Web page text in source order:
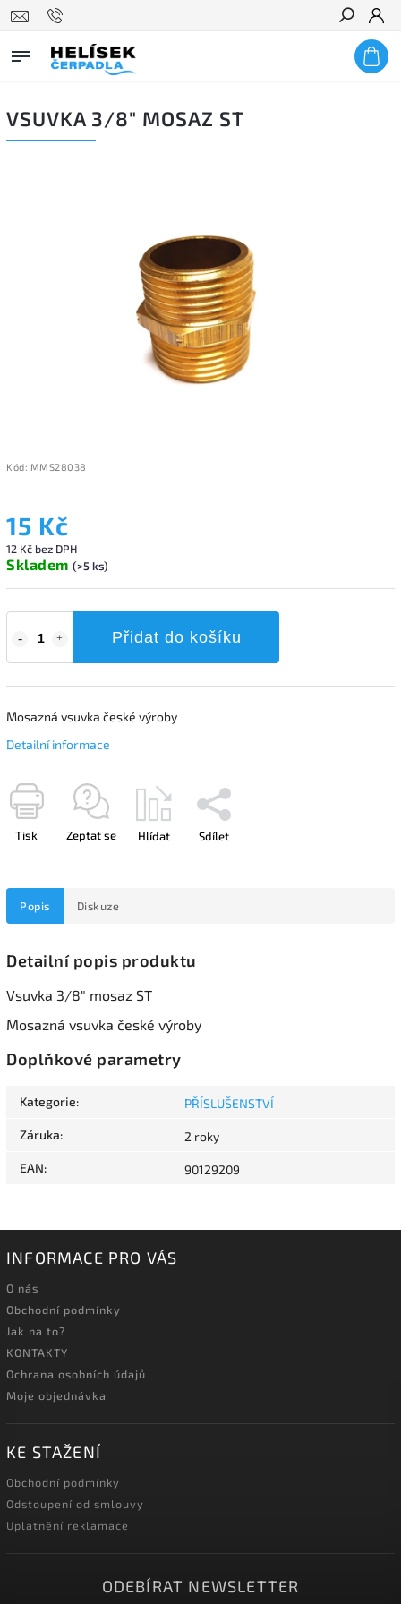
Hledat
VSUVKA 3/8" MOSAZ ST
Kód: MMS28038
15 Kč
12 Kč bez DPH
Skladem (>5 ks)
Přidat do košíku
Mosazná vsuvka české výroby
Detailní informace
Tisk Zeptat se Hlídat Sdílet
Popis Diskuze
Detailní popis produktu
Vsuvka 3/8" mosaz ST
Mosazná vsuvka české výroby
Doplňkové parametry
Kategorie: PŘÍSLUŠENSTVÍ
Záruka: 2 roky
EAN: 90129209
INFORMACE PRO VÁS
O nás
Obchodní podmínky
Jak na to?
KONTAKTY
Ochrana osobních údajů
Moje objednávka
KE STAŽENÍ
Obchodní podmínky
Odstoupení od smlouvy
Uplatnění reklamace
ODEBÍRAT NEWSLETTER